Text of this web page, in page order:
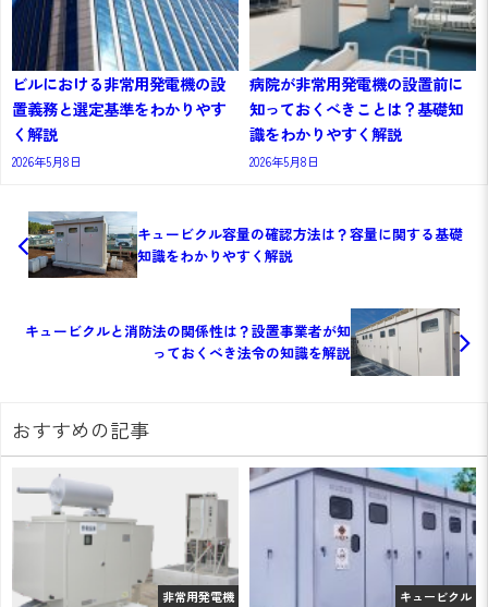
ビルにおける非常用発電機の設
置義務と選定基準をわかりやす
く解説
2026年5月8日
病院が非常用発電機の設置前に
知っておくべきことは？基礎知
識をわかりやすく解説
2026年5月8日
キュービクル容量の確認方法は？容量に関する基礎
知識をわかりやすく解説
キュービクルと消防法の関係性は？設置事業者が知
っておくべき法令の知識を解説
おすすめの記事
非常用発電機 キュービクル